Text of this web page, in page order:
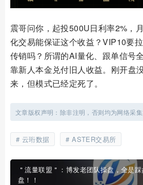
震哥问你，起投500U日利率2%，
化交易能保证这个收益？VIP10要
传销吗？所谓的AI量化、跟单信号
靠新人本金兑付旧人收益。刚开盘
来，但模式已经定死了。
文章版权声明：除非注明，否则均为网络采集
云珩数据 ASTER交易所
＂流量联盟＂：博发老团队操盘，全是
盘！！